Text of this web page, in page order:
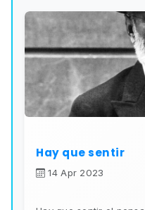
Hay que sentir
14 Apr 2023